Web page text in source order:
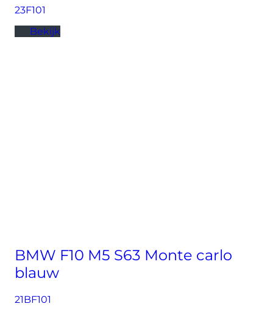
23F101
Bekijk
BMW F10 M5 S63 Monte carlo
blauw
21BF101